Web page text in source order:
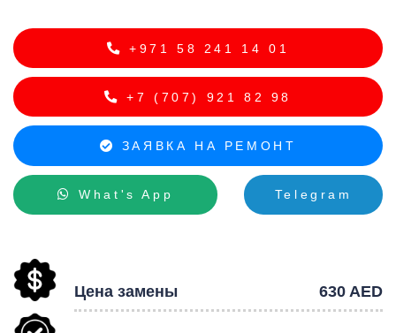
+971 58 241 14 01
+7 (707) 921 82 98
ЗАЯВКА НА РЕМОНТ
What's App Telegram
Цена замены 630 AED